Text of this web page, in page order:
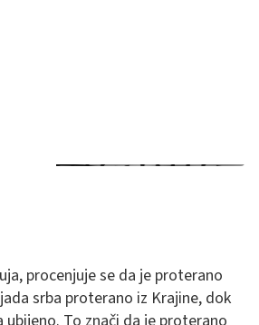
procenjuje se da je proterano
srba proterano iz Krajine, dok